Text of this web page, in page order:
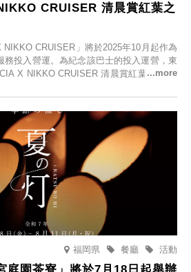
CRUISER 清晨賞紅葉之
CRUISER」將於2025年10月起作為
務投入營運。為紀念該巴士的投入運營，東
X NIKKO CRUISER 清晨賞紅葉之旅”，
福岡県 活動
餐廳